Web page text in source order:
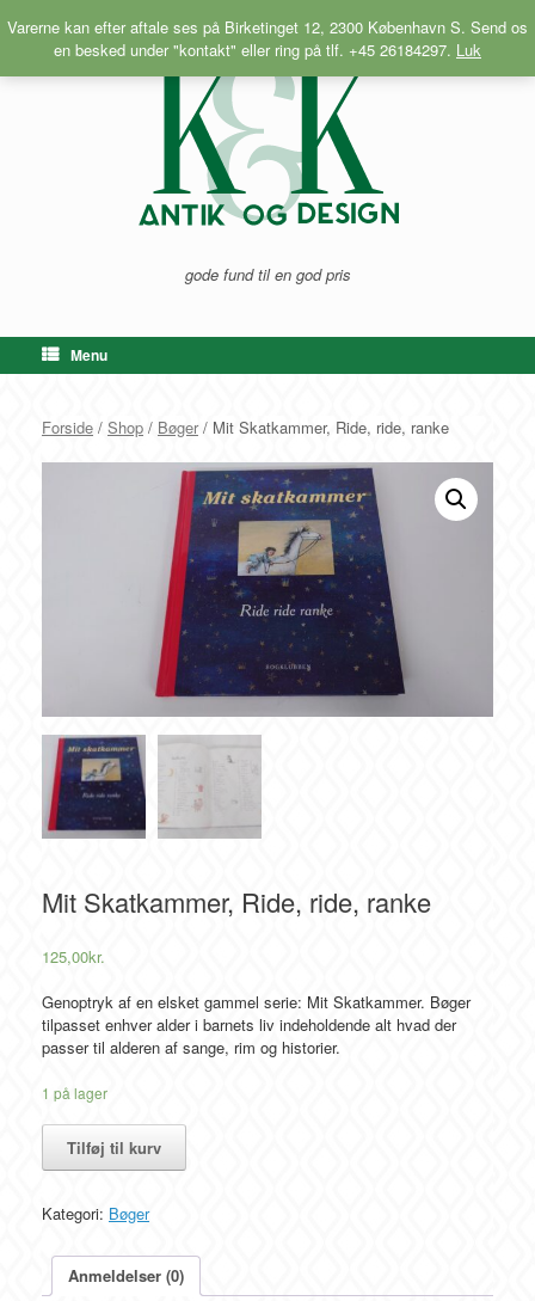
Varerne kan efter aftale ses på Birketinget 12, 2300 København S. Send os
en besked under "kontakt" eller ring på tlf. +45 26184297. Luk
til
gode fund til en god pris
Menu
Forside / Shop / Bøger/ Mit Skatkammer, Ride, ride, ranke
Mit Skatkammer, Ride, ride, ranke
125,00kr.
Genoptryk af en elsket gammel serie: Mit Skatkammer. Bøger
tilpasset enhver alder i barnets liv indeholdende alt hvad der
passer til alderen af sange, rim og historier.
1 på lager
Mit
Skatkammer,
ranke
Tilføj til kurv
Kategori: Bøger
Anmeldelser (0)